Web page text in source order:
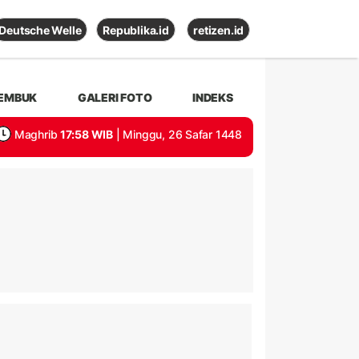
Deutsche Welle Republika.id retizen.id
GALERI FOTO INDEKS
Maghrib 17:58 WIB | Minggu, 26 Safar 1448